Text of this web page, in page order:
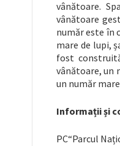
vânătoare.
vânătoare
număr este în
mare de lupi,
fost
vânătoare, un
un număr
Informații și
PC“Parcul